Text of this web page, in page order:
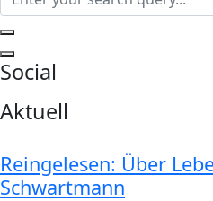
Social
Aktuell
Reingelesen: Über
Schwartmann